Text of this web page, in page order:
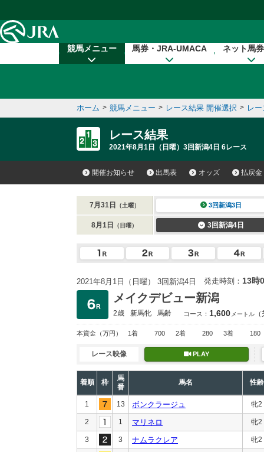
競馬メニュー 馬券・JRA-UMACA ネット馬
ホーム > 競馬メニュー > レース結果 開催選択 > レ
レース結果
2021年8月1日（日曜）3回新潟4日 6レース
開催お知らせ 出馬表 オッズ 払戻金
7月31日 （土曜） 3回新潟3日
8月1日 （日曜） 3回新潟4日
2021年8月1日（日曜） 3回新潟4日 発走時刻： 13時
メイクデビュー新潟
2歳 新馬牝 馬齢 コース： 1,600 メートル
本賞金 （万円） 1着 700 2着 280 3着 180
レース映像 PLAY
着順 枠
馬
番
馬名 性齢
1 13 ボンクラージュ 牝2
2 1 マリネロ 牝2
3 3 ナムラクレア 牝2